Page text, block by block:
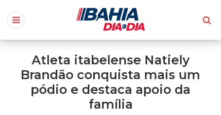
Atleta itabelense Natiely
Brandão conquista mais um
pódio e destaca apoio da
família